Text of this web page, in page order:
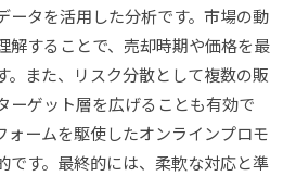
ータを活用した分析です。市場の動
解することで、売却時期や価格を最
。また、リスク分散として複数の販
ーゲット層を広げることも有効で
ォームを駆使したオンラインプロモ
です。最終的には、柔軟な対応と準